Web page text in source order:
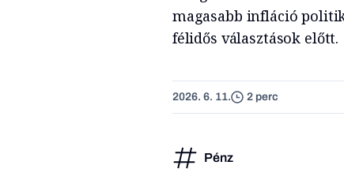
magasabb infláció
félidős választások előtt.
2026. 6. 11. 2 perc
Pénz